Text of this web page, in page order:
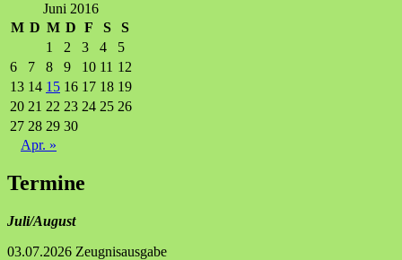
Juni 2016
M D M D F S
S
1
2 3 4
5
6
7 8 9 10 11 12
13 14 15 16 17 18 19
20 21 22 23 24 25 26
27 28 29 30
Apr. »
Termine
Juli/August
03.07.2026 Zeugnisausgabe